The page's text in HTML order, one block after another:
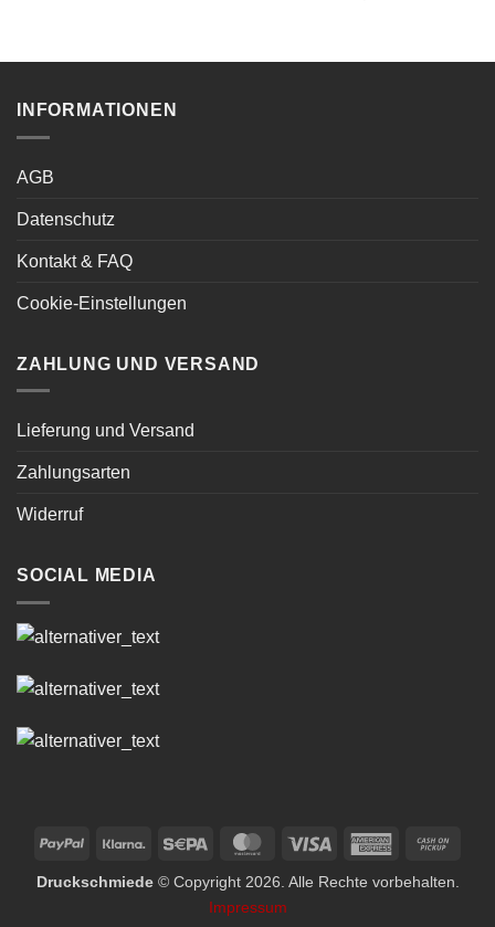
INFORMATIONEN
AGB
Datenschutz
Kontakt & FAQ
Cookie-Einstellungen
ZAHLUNG UND VERSAND
Lieferung und Versand
Zahlungsarten
Widerruf
SOCIAL MEDIA
PayPal Klarna Sepa MasterCardVisa
American
Druckschmiede© Copyright 2026. Alle Rechte vorbehalten.
Impressum